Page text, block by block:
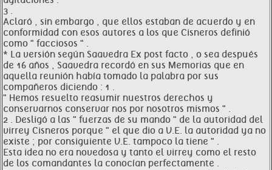
3 .
Aclaró , sin embargo , que ellos estaban de acuerdo y en
conformidad con esos autores a los que Cisneros definió
como " facciosos " .
* La versión según Saavedra Ex post facto , o sea después
de 16 años , Saavedra recordó en sus Memorias que en
aquella reunión había tomado la palabra por sus
compañeros diciendo : 1 .
" Hemos resuelto reasumir nuestros derechos y
conservarnos conservar nos por nosotros mismos " .
2 . Desligó a las " fuerzas de su mando " de la autoridad del
virrey Cisneros porque " el que dio a V.E. la autoridad ya no
existe ; por consiguiente V.E. tampoco la tiene " .
Esta idea no era novedosa y tanto el virrey como el resto
de los comandantes la conocían perfectamente .